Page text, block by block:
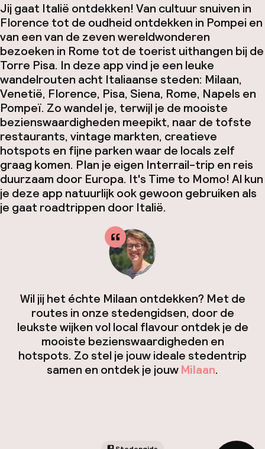
Jij gaat Italië ontdekken! Van cultuur snuiven in
Florence tot de oudheid ontdekken in Pompei en
van een van de zeven wereldwonderen
bezoeken in Rome tot de toerist uithangen bij de
Torre Pisa. In deze app vind je een leuke
wandelrouten acht Italiaanse steden: Milaan,
Venetië, Florence, Pisa, Siena, Rome, Napels en
Pompeï. Zo wandel je, terwijl je de mooiste
bezienswaardigheden meepikt, naar de tofste
restaurants, vintage markten, creatieve
hotspots en fijne parken waar de locals zelf
graag komen. Plan je eigen Interrail-trip en reis
duurzaam door Europa. It's Time to Momo! Al kun
je deze app natuurlijk ook gewoon gebruiken als
je gaat roadtrippen door Italië.
Wil jij het échte Milaan ontdekken? Met de
routes in onze stedengidsen, door de
leukste wijken vol local flavour ontdek je de
mooiste bezienswaardigheden en
hotspots. Zo stel je jouw ideale stedentrip
samen en ontdek je jouwMilaan.